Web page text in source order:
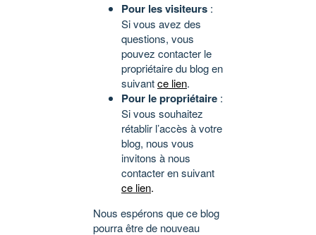
Pour les visiteurs :
Si vous avez des
questions, vous
pouvez contacter le
propriétaire du blog en
suivantce lien.
Pour le propriétaire :
Si vous souhaitez
rétablir l’accès à votre
blog, nous vous
invitons à nous
contacter en suivant
ce lien.
Nous espérons que ce blog
pourra être de nouveau